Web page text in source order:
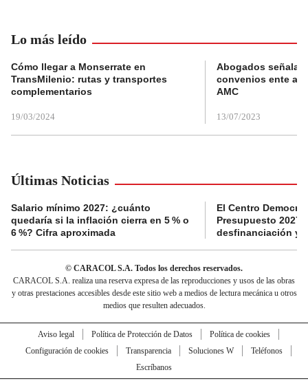
Lo más leído
Cómo llegar a Monserrate en
TransMilenio: rutas y transportes
complementarios
19/03/2024
Abogados
convenios ente
AMC
13/07/2023
Últimas Noticias
Salario mínimo 2027: ¿cuánto
quedaría si la inflación cierra en 5 % o
6 %? Cifra aproximada
El Centro
Presupuesto 2027
desfinanciación y
© CARACOL S.A. Todos los derechos reservados.
CARACOL S.A. realiza una reserva expresa de las reproducciones y usos de las obras
y otras prestaciones accesibles desde este sitio web a medios de lectura mecánica u otros
medios que resulten adecuados.
Aviso legal Política de Protección de Datos
Política de cookies
Configuración de cookies
Transparencia Soluciones W
Teléfonos
Escríbanos